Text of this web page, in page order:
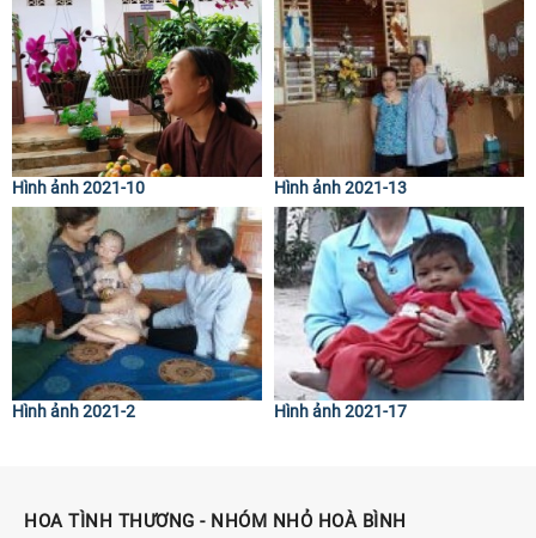
Hình ảnh 2021-10 Hình ảnh 2021-13
Hình ảnh 2021-2 Hình ảnh 2021-17
HOA TÌNH THƯƠNG - NHÓM NHỎ HOÀ BÌNH